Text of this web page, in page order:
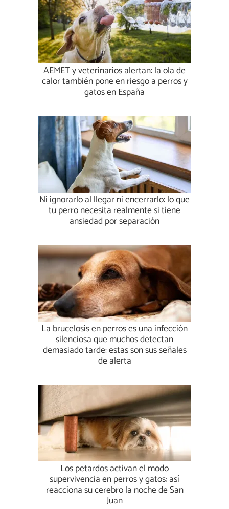
AEMET y veterinarios alertan: la ola de
calor también pone en riesgo a perros y
gatos en España
Ni ignorarlo al llegar ni encerrarlo: lo que
tu perro necesita realmente si tiene
ansiedad por separación
La brucelosis en perros es una infección
silenciosa que muchos detectan
demasiado tarde: estas son sus señales
de alerta
Los petardos activan el modo
supervivencia en perros y gatos: así
reacciona su cerebro la noche de San
Juan